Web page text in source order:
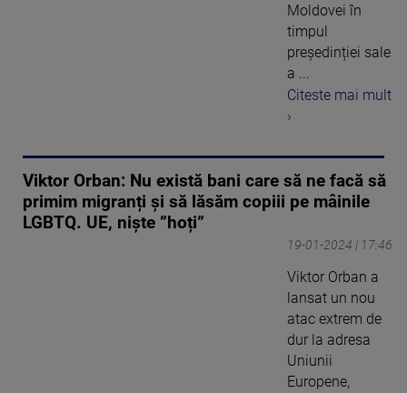
Moldovei în
timpul
președinției sale
a ...
Citeste mai mult
›
Viktor Orban: Nu există bani care să ne facă să
primim migranți și să lăsăm copiii pe mâinile
LGBTQ. UE, niște ”hoți”
19-01-2024 | 17:46
Viktor Orban a
lansat un nou
atac extrem de
dur la adresa
Uniunii
Europene,